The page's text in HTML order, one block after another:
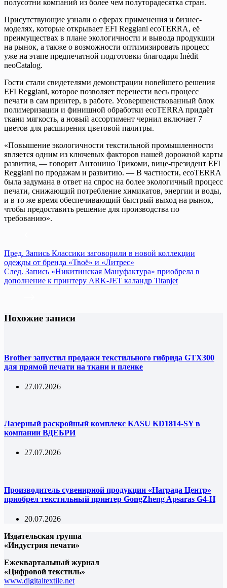
полусотни компаний из более чем полуторадесятка стран.
Присутствующие узнали о сферах применения и бизнес-
моделях, которые открывает EFI Reggiani ecoTERRA, её
преимуществах в плане экологичности и вывода продукции
на рынок, а также о возможности оптимизировать процесс
уже на этапе предпечатной подготовки благодаря Inèdit
neoCatalog.
Гости стали свидетелями демонстрации новейшего решения
EFI Reggiani, которое позволяет перенести весь процесс
печати в сам принтер, в работе. Усовершенствованный блок
полимеризации и финишной обработки ecoTERRA придаёт
ткани мягкость, а новый ассортимент чернил включает 7
цветов для расширения цветовой палитры.
«Повышение экологичности текстильной промышленности
является одним из ключевых факторов нашей дорожной карты
развития, — говорит Антонино Трикоми, вице-президент EFI
Reggiani по продажам и развитию. — В частности, ecoTERRA
была задумана в ответ на спрос на более экологичный процесс
печати, снижающий потребление химикатов, энергии и воды,
и в то же время обеспечивающий быстрый выход на рынок,
чтобы предоставить решение для производства по
требованию».
Пред. Запись Классики заговорили в новой коллекции
одежды от бренда «Твоё» и «Литрес»
След. Запись «Никитинская Мануфактура» приобрела в
дополнение к принтеру ARK-JET каландр Titanjet
Похожие записи
Brother запустил продажи текстильного гибрида GTX300
для прямой печати на ткани и пленке
27.07.2026
Лазерный раскройный комплекс KASU KD1814-SY в
компании ВДЕБРИ
27.07.2026
Производитель сувенирной продукции «Награда Центр»
приобрел текстильный принтер GongZheng Apsaras G4-H
20.07.2026
Издательская группа
«Индустрия печати»
Ежеквартальный журнал
«Цифровой текстиль»
www.digitaltextile.net